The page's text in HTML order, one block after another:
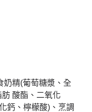
奶精(葡萄糖漿、全
肪 酸酯、二氧化
鈣、檸檬酸) 、烹調